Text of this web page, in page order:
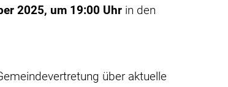
2025, um 19:00 Uhr in den
über aktuelle